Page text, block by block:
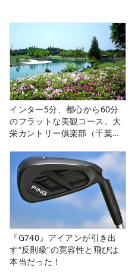
インター5分、都心から60分
のフラットな美観コース。大
栄カントリー俱楽部（千葉
『G740』アイアンが引き出
す“反則級”の寛容性と飛びは
本当だった！